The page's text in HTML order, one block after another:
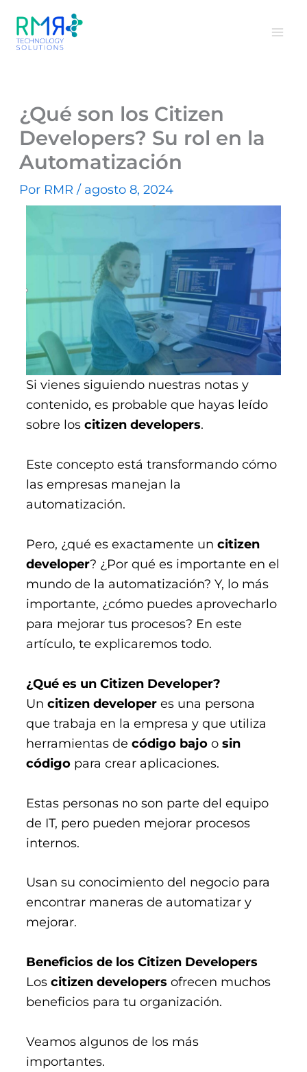
contenido
¿Qué son los Citizen
Developers? Su rol en la
Automatización
Por RMR / agosto 8, 2024
Si vienes siguiendo nuestras notas y
contenido, es probable que hayas leído
sobre los citizen developers.
Este concepto está transformando cómo
las empresas manejan la
automatización.
Pero, ¿qué es exactamente un citizen
developer? ¿Por qué es importante en el
mundo de la automatización? Y, lo más
importante, ¿cómo puedes aprovecharlo
para mejorar tus procesos? En este
artículo, te explicaremos todo.
¿Qué es un Citizen Developer?
Un citizen developeres una persona
que trabaja en la empresa y que utiliza
herramientas de código bajoo sin
códigopara crear aplicaciones.
Estas personas no son parte del equipo
de IT, pero pueden mejorar procesos
internos.
Usan su conocimiento del negocio para
encontrar maneras de automatizar y
mejorar​​.
Beneficios de los Citizen Developers
Los citizen developers ofrecen muchos
beneficios para tu organización.
Veamos algunos de los más
importantes.